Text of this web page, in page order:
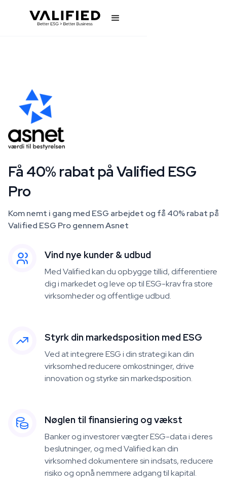
Få 40% rabat på Valified ESG
Pro
Kom nemt i gang med ESG arbejdet og få 40% rabat på
Valified ESG Pro gennem Asnet
Vind nye kunder & udbud
Med Valified kan du opbygge tillid, differentiere
dig i markedet og leve op til ESG-krav fra store
virksomheder og offentlige udbud.
Styrk din markedsposition med ESG
Ved at integrere ESG i din strategi kan din
virksomhed reducere omkostninger, drive
innovation og styrke sin markedsposition.
Nøglen til finansiering og vækst
Banker og investorer vægter ESG-data i deres
beslutninger, og med Valified kan din
virksomhed dokumentere sin indsats, reducere
risiko og opnå nemmere adgang til kapital.